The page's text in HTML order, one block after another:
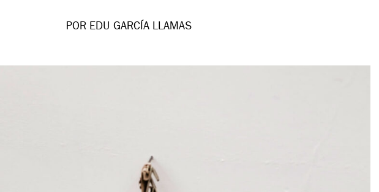
POR EDU GARCÍA LLAMAS